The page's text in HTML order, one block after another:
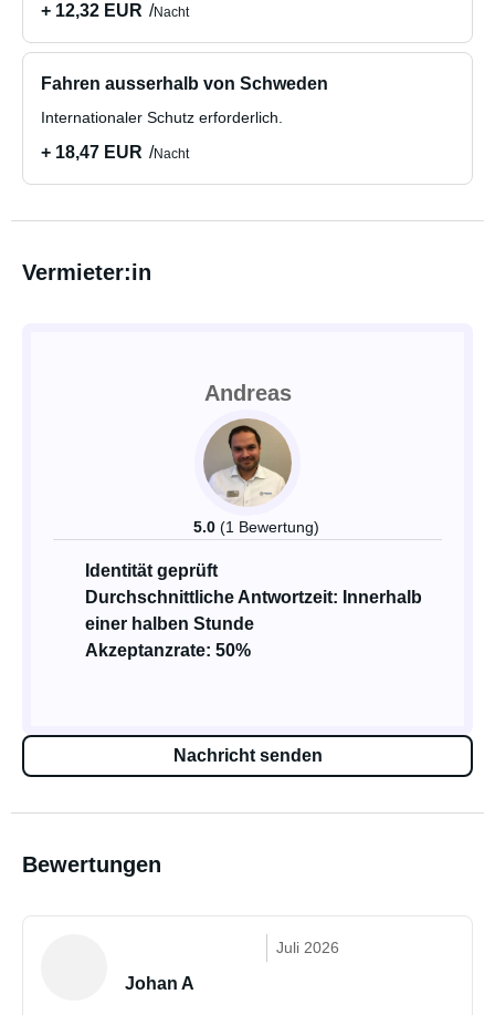
+ 12,32 EUR Nacht
Fahren ausserhalb von Schweden
Internationaler Schutz erforderlich.
+ 18,47 EUR Nacht
Vermieter:in
Andreas
5.0 (1 Bewertung)
Identität geprüft
Durchschnittliche Antwortzeit: Innerhalb
einer halben Stunde
Akzeptanzrate: 50%
Nachricht senden
Bewertungen
Juli 2026
Johan A